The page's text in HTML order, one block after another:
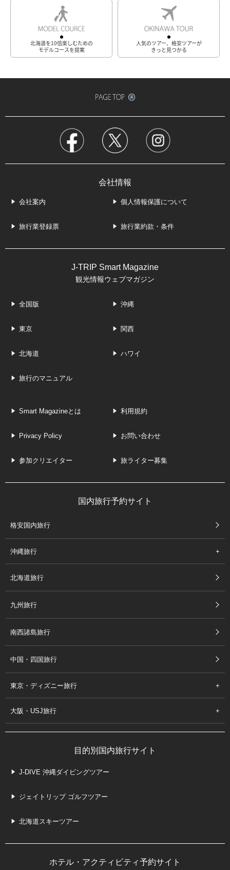
北海道を10倍楽しむための
モデルコースを提案
人気のツアー、格安ツアーが
きっと見つかる
会社情報
会社案内 個人情報保護について
旅行業登録票 旅行業約款・条件
J-TRIP Smart Magazine
観光情報ウェブマガジン
全国版 沖縄
東京 関西
北海道 ハワイ
旅行のマニュアル
Smart Magazineとは 利用規約
Privacy Policy お問い合わせ
参加クリエイター 旅ライター募集
国内旅行予約サイト
格安国内旅行
沖縄旅行
北海道旅行
九州旅行
南西諸島旅行
中国・四国旅行
東京・ディズニー旅行
大阪・USJ旅行
目的別国内旅行サイト
J-DIVE 沖縄ダイビングツアー
ジェイトリップ ゴルフツアー
北海道スキーツアー
ホテル・アクティビティ予約サイト